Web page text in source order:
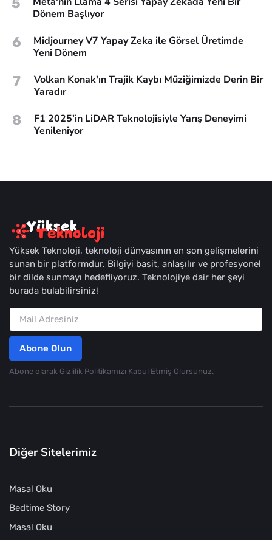
5
Dönem Başlıyor
6
Midjourney V7 Yapay Zeka ile Görsel Üretimde
Yeni Dönem
7
Volkan Konak'ın Trajik Kaybı Müziğimizde Derin Bir
Yaradır
8
F1 2025’in LiDAR Teknolojisiyle Yarış Deneyimi
Yenileniyor
Yüksek Teknoloji, teknoloji dünyasının en son gelişmelerini
sunan bir platformdur. Bilgiyi basit, anlaşılır ve profesyonel
bir dilde sunmayı hedefliyoruz. Teknolojiye dair her şeyi
burada bulabilirsiniz!
Abone Olun
Abone olarak Gizlilik Politikamızı Kabul Etmiş Olursunuz.
Diğer Sitelerimiz
Masal Oku
Bedtime Story
Masal Oku